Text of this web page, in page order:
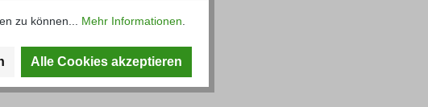
zu können... Mehr Informationen.
Alle Cookies akzeptieren